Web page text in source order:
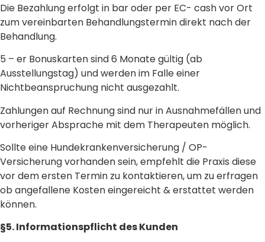
Die Bezahlung erfolgt in bar oder per EC- cash vor Ort
zum vereinbarten Behandlungstermin direkt nach der
Behandlung.
5 – er Bonuskarten sind 6 Monate gültig (ab
Ausstellungstag) und werden im Falle einer
Nichtbeanspruchung nicht ausgezahlt.
Zahlungen auf Rechnung sind nur in Ausnahmefällen und
vorheriger Absprache mit dem Therapeuten möglich.
Sollte eine Hundekrankenversicherung / OP-
Versicherung vorhanden sein, empfehlt die Praxis diese
vor dem ersten Termin zu kontaktieren, um zu erfragen
ob angefallene Kosten eingereicht & erstattet werden
können.
§5. Informationspflicht des Kunden